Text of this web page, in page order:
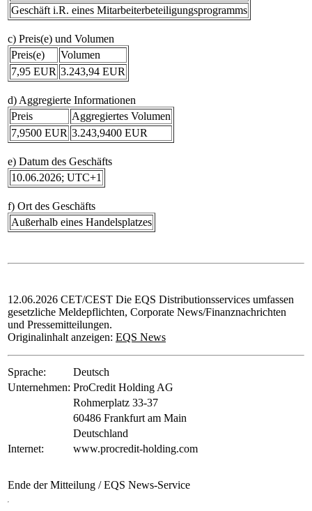
Geschäft i.R. eines Mitarbeiterbeteiligungsprogramms
c) Preis(e) und Volumen
Preis(e)
Volumen
7,95 EUR 3.243,94 EUR
d) Aggregierte Informationen
Preis
Aggregiertes Volumen
7,9500 EUR 3.243,9400 EUR
e) Datum des Geschäfts
10.06.2026; UTC+1
f) Ort des Geschäfts
Außerhalb eines Handelsplatzes
12.06.2026 CET/CEST Die EQS Distributionsservices umfassen
gesetzliche Meldepflichten, Corporate News/Finanznachrichten
und Pressemitteilungen.
Originalinhalt anzeigen: EQS News
Sprache:
Deutsch
Unternehmen: ProCredit Holding AG
Rohmerplatz 33-37
60486 Frankfurt am Main
Deutschland
Internet:
www.procredit-holding.com
Ende der Mitteilung / EQS News-Service